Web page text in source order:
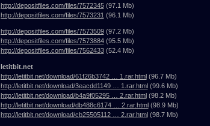
http://depositfiles.com/files/7572345(97.1 Mb)
http://depositfiles.com/files/7573231 (96.1 Mb)
http://depositfiles.com/files/7573509(97.2 Mb)
http://depositfiles.com/files/7573884(95.5 Mb)
http://depositfiles.com/files/7562433(52.4 Mb)
letitbit.net
http://letitbit.net/download/61f26b3742 … 1.rar.html(96.7 Mb)
http://letitbit.net/download/3eacdd1149 … 1.rar.html(99.6 Mb)
http://letitbit.net/download/b4a9f05295 … 2.rar.html(98.2 Mb)
http://letitbit.net/download/db488c6174 … 2.rar.html(98.9 Mb)
http://letitbit.net/download/cb25505112 … 2.rar.html(98.7 Mb)